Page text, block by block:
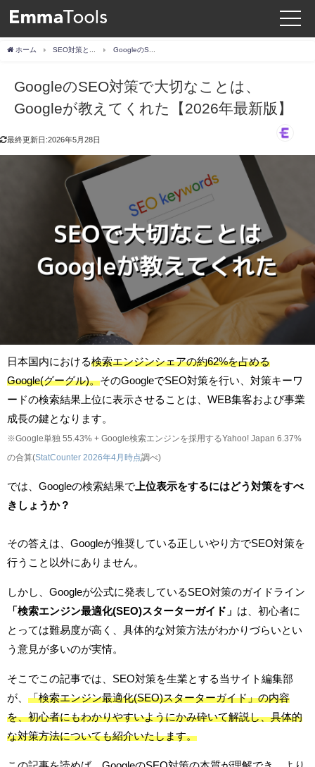
ホーム
GoogleのSEO対策で大切なことは、
Googleが教えてくれた【2026年最新版】
最終更新日:2026年5月28日
日本国内における検索エンジンシェアの約62%を占める
Google(グーグル)。そのGoogleでSEO対策を行い、対策キーワ
ードの検索結果上位に表示させることは、WEB集客および事業
成長の鍵となります。
※Google単独 55.43% + Google検索エンジンを採用するYahoo! Japan 6.37%
の合算(StatCounter 2026年4月時点調べ)
では、Googleの検索結果で 上位表示をするにはどう対策をすべ
きしょうか？
その答えは、Googleが推奨している正しいやり方でSEO対策を
行うこと以外にありません。
しかし、Googleが公式に発表しているSEO対策のガイドライン
「検索エンジン最適化(SEO)スターターガイド」 は、初心者に
とっては難易度が高く、具体的な対策方法がわかりづらいとい
う意見が多いのが実情。
そこでこの記事では、SEO対策を生業とする当サイト編集部
が、 「検索エンジン最適化(SEO)スターターガイド」の内容
を、初心者にもわかりやすいようにかみ砕いて解説し、具体的
な対策方法についても紹介いたします。